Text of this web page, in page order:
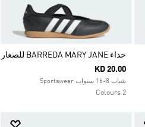
حذاء BARREDA MARY JANE للصغار
KD 20.00
شباب 8-16 سنوات Sportswear
2 Colours